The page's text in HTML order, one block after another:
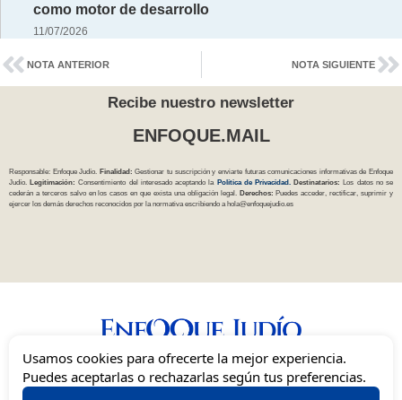
como motor de desarrollo
11/07/2026
NOTA ANTERIOR NOTA SIGUIENTE
Recibe nuestro newsletter
ENFOQUE.MAIL
Responsable: Enfoque Judío. Finalidad: Gestionar tu suscripción y enviarte futuras comunicaciones informativas de Enfoque
Judío.
Legitimación: Consentimiento del interesado aceptando la Política de Privacidad Destinatarios:
Los datos no se
cederán a terceros salvo en los casos en que exista una obligación legal.
Derechos: Puedes acceder, rectificar, suprimir y
ejercer los demás derechos reconocidos por la normativa escribiendo a hola@enfoquejudio.es
Una mirada independiente, inclusiva y sionista del judaísmo en España.
Usamos cookies para ofrecerte la mejor experiencia.
Puedes aceptarlas o rechazarlas según tus preferencias.